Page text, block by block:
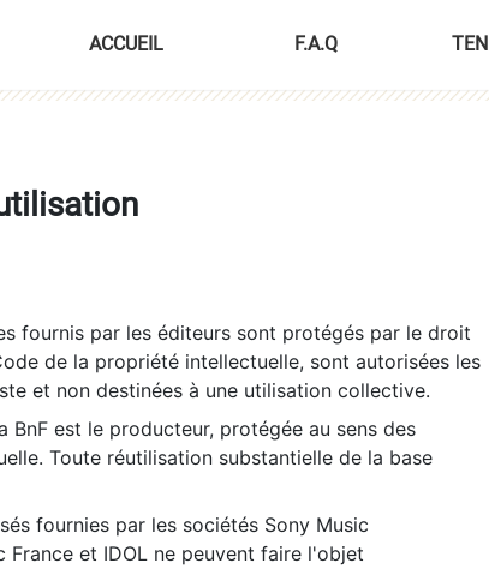
ACCUEIL F.A.Q
fournis par les éditeurs sont protégés par le droit
de la propriété intellectuelle, sont autorisées les
et non destinées à une utilisation collective.
est le producteur, protégée au sens des
Toute réutilisation substantielle de la base
fournies par les sociétés Sony Music
France et IDOL ne peuvent faire l'objet